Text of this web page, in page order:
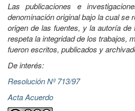
Las publicaciones e
denominación original bajo la cual se
origen de las fuentes, y la autoría
respeta la integridad de los trabajos,
fueron escritos, publicados y
De interés:
Resolución Nº 713/97
Acta Acuerdo